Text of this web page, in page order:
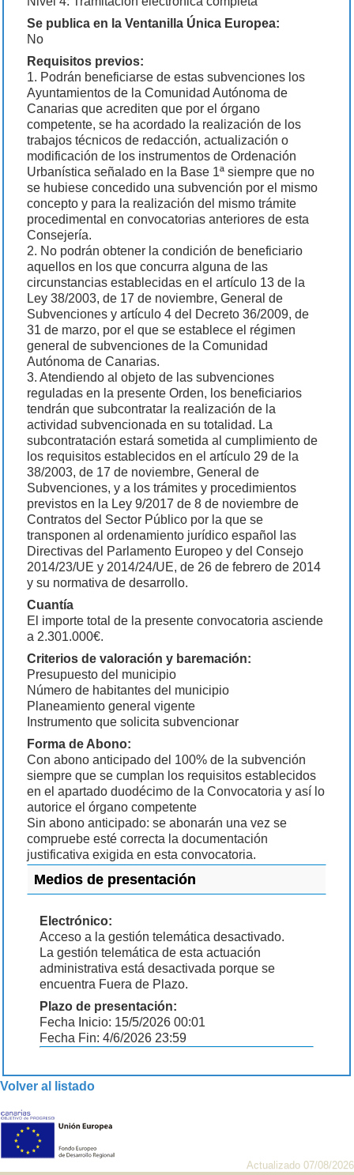
Se publica en la Ventanilla Única Europea:
No
Requisitos previos:
1. Podrán beneficiarse de estas subvenciones los
Ayuntamientos de la Comunidad Autónoma de
Canarias que acrediten que por el órgano
competente, se ha acordado la realización de los
trabajos técnicos de redacción, actualización o
modificación de los instrumentos de Ordenación
Urbanística señalado en la Base 1ª siempre que no
se hubiese concedido una subvención por el mismo
concepto y para la realización del mismo trámite
procedimental en convocatorias anteriores de esta
Consejería.
2. No podrán obtener la condición de beneficiario
aquellos en los que concurra alguna de las
circunstancias establecidas en el artículo 13 de la
Ley 38/2003, de 17 de noviembre, General de
Subvenciones y artículo 4 del Decreto 36/2009, de
31 de marzo, por el que se establece el régimen
general de subvenciones de la Comunidad
Autónoma de Canarias.
3. Atendiendo al objeto de las subvenciones
reguladas en la presente Orden, los beneficiarios
tendrán que subcontratar la realización de la
actividad subvencionada en su totalidad. La
subcontratación estará sometida al cumplimiento de
los requisitos establecidos en el artículo 29 de la
38/2003, de 17 de noviembre, General de
Subvenciones, y a los trámites y procedimientos
previstos en la Ley 9/2017 de 8 de noviembre de
Contratos del Sector Público por la que se
transponen al ordenamiento jurídico español las
Directivas del Parlamento Europeo y del Consejo
2014/23/UE y 2014/24/UE, de 26 de febrero de 2014
y su normativa de desarrollo.
Cuantía
El importe total de la presente convocatoria asciende
a 2.301.000€.
Criterios de valoración y baremación:
Presupuesto del municipio
Número de habitantes del municipio
Planeamiento general vigente
Instrumento que solicita subvencionar
Forma de Abono:
Con abono anticipado del 100% de la subvención
siempre que se cumplan los requisitos establecidos
en el apartado duodécimo de la Convocatoria y así lo
autorice el órgano competente
Sin abono anticipado: se abonarán una vez se
compruebe esté correcta la documentación
justificativa exigida en esta convocatoria.
Medios de presentación
Electrónico:
Acceso a la gestión telemática desactivado.
La gestión telemática de esta actuación
administrativa está desactivada porque se
encuentra Fuera de Plazo.
Plazo de presentación:
Fecha Inicio: 15/5/2026 00:01
Fecha Fin: 4/6/2026 23:59
Volver al listado
Actualizado 07/08/2026